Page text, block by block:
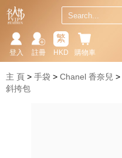
購物車
繁
HKD
註冊
登入
主 頁 手袋 Chanel 香奈兒
斜挎包